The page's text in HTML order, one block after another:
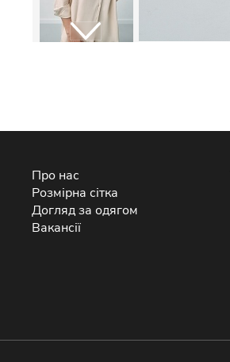
Про нас
Розмірна сітка
Догляд за одягом
Вакансії